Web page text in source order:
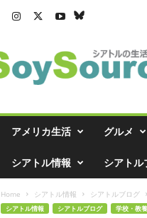
アメリカ生活 グルメ
シアトル情報 シアトル
Home シアトル情報 シアトルブログ
シアトル情報 シアトルブログ 学校・教養